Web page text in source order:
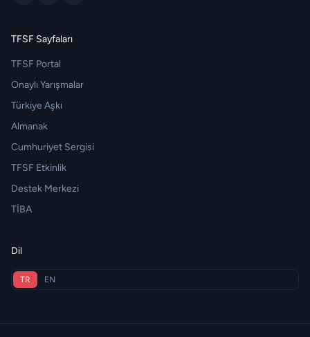
TFSF Sayfaları
TFSF Portal
Onaylı Yarışmalar
Türkiye Aşkı
Almanak
Cumhuriyet Sergisi
TFSF Etkinlik
Destek Merkezi
TİBA
Dil
TR EN